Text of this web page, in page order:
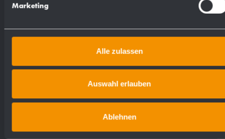
Marketing
Alle zulassen
Auswahl erlauben
Ablehnen
Artikel Nr. WP126